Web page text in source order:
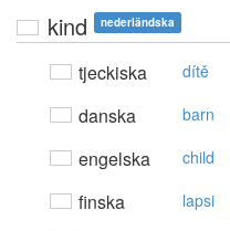
kind nederländska
tjeckiska dítě
danska barn
engelska child
finska lapsi